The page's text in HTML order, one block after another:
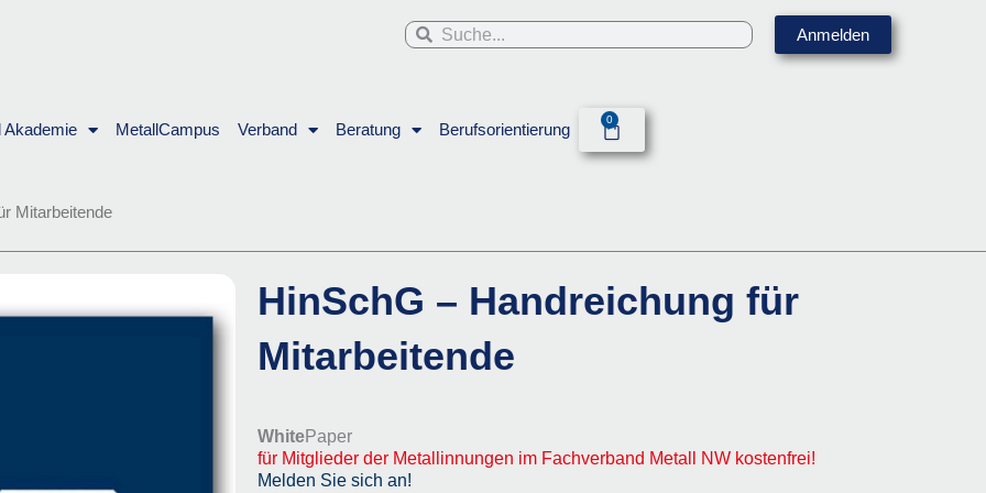
SucheSuche Anmelden
Akademie MetallCampus Verband Beratung Berufsorientierung
0
Warenkorb
Mitarbeitende
HinSchG – Handreichung für
Mitarbeitende
WhitePaper
für Mitglieder der Metallinnungen im Fachverband Metall NW kostenfrei!
Melden Sie sich an!